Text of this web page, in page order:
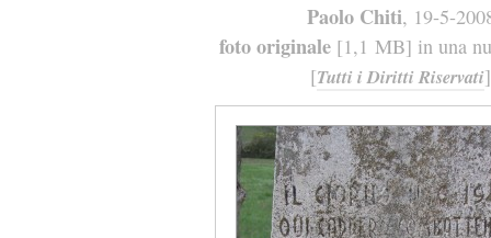
Paolo Chiti, 19-5-
foto originale[1,1 MB] in una
[Tutti i Diritti Riservati]